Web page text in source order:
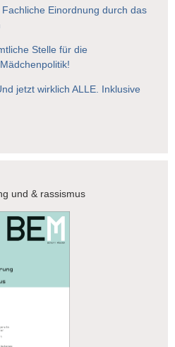
Einordnung durch das
Stelle für die
jetzt wirklich ALLE. Inklusive
und & rassismus